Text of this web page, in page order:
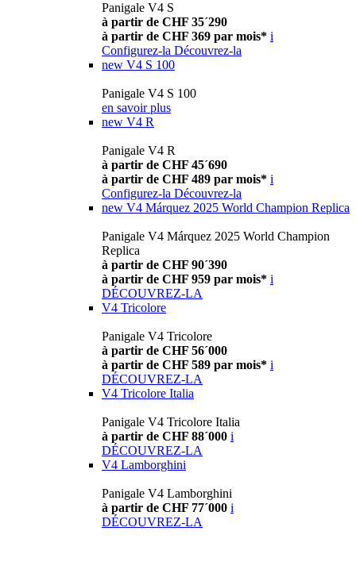
Panigale V4 S
à partir de CHF 35´290
à partir de CHF 369 par mois* i
Configurez-la Découvrez-la
new V4 S 100
Panigale V4 S 100
en savoir plus
new V4 R
Panigale V4 R
à partir de CHF 45´690
à partir de CHF 489 par mois* i
Configurez-la Découvrez-la
new V4 Márquez 2025 World Champion Replica
Panigale V4 Márquez 2025 World Champion
Replica
à partir de CHF 90´390
à partir de CHF 959 par mois* i
DÉCOUVREZ-LA
V4 Tricolore
Panigale V4 Tricolore
à partir de CHF 56´000
à partir de CHF 589 par mois* i
DÉCOUVREZ-LA
V4 Tricolore Italia
Panigale V4 Tricolore Italia
à partir de CHF 88´000 i
DÉCOUVREZ-LA
V4 Lamborghini
Panigale V4 Lamborghini
à partir de CHF 77´000 i
DÉCOUVREZ-LA